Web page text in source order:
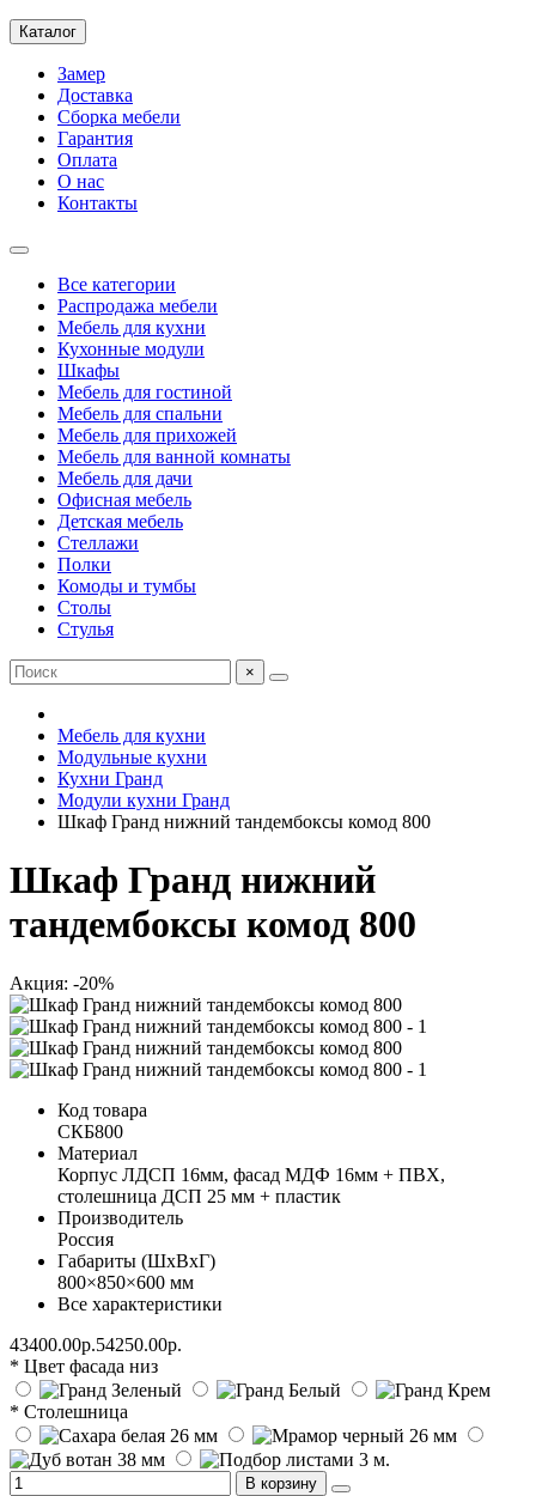
Каталог
Замер
Доставка
Сборка мебели
Гарантия
Оплата
О нас
Контакты
Все категории
Распродажа мебели
Мебель для кухни
Кухонные модули
Шкафы
Мебель для гостиной
Мебель для спальни
Мебель для прихожей
Мебель для ванной комнаты
Мебель для дачи
Офисная мебель
Детская мебель
Стеллажи
Полки
Комоды и тумбы
Столы
Стулья
×
Мебель для кухни
Модульные кухни
Кухни Гранд
Модули кухни Гранд
Шкаф Гранд нижний тандембоксы комод 800
Шкаф Гранд нижний
тандембоксы комод 800
Акция: -20%
Код товара
СКБ800
Материал
Корпус ЛДСП 16мм, фасад МДФ 16мм + ПВХ,
столешница ДСП 25 мм + пластик
Производитель
Россия
Габариты (ШхВхГ)
800×850×600 мм
Все характеристики
43400.00р.54250.00р.
* Цвет фасада низ
* Столешница
В корзину